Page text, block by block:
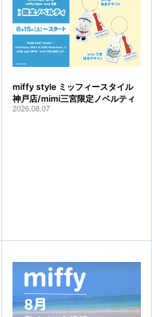
miffy style ミッフィースタイル
神戸店/mimi三宮限定ノベルティ
2026.08.07